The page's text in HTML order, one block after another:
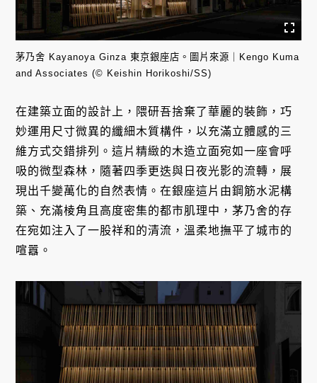
茅乃舍 Kayanoya Ginza 東京銀座店。圖片來源｜Kengo Kuma
and Associates (© Keishin Horikoshi/SS)
在建築立面的設計上，隈研吾捨棄了華麗的裝飾，巧
妙運用尺寸微異的纖細木質構件，以充滿立體感的三
維方式交錯排列。這片精緻的木造立面宛如一座會呼
吸的微型森林，隨著四季更迭與日夜光影的流轉，展
現出千變萬化的自然表情。在銀座這片由鋼筋水泥構
築、充滿棱角且高度密集的都市肌理中，茅乃舍的存
在宛如注入了一股祥和的清流，溫柔地撫平了城市的
喧囂。